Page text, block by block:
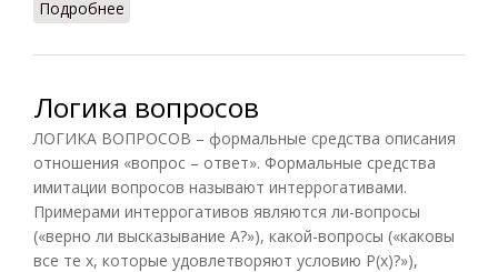
Подробнее
Логика вопросов
ЛОГИКА ВОПРОСОВ – формальные средства описания
отношения «вопрос – ответ». Формальные средства
имитации вопросов называют интеррогативами.
Примерами интеррогативов являются ли-вопросы
(«верно ли высказывание A?»), какой-вопросы («каковы
все те x, которые удовлетворяют условию Р(х)?»),